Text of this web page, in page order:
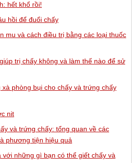
hết khổ rồi!
hồi để đuổi chấy
mu và cách điều trị bằng các loại thuốc
trị chấy không và làm thế nào để sử
phòng bụi cho chấy và trứng chấy
nit
và trứng chấy: tổng quan về các
phương tiện hiệu quả
với những gì bạn có thể giết chấy và